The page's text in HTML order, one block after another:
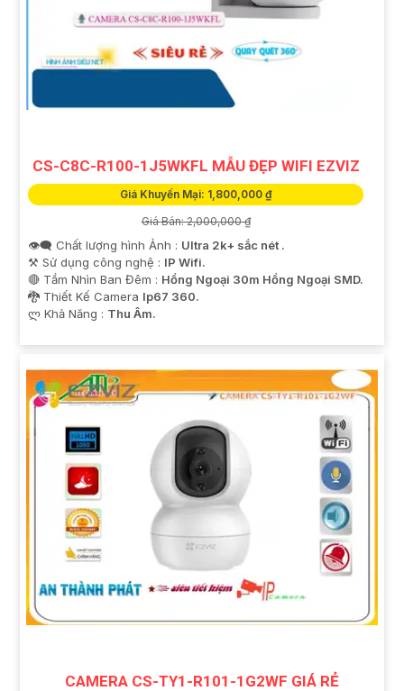
CS-C8C-R100-1J5WKFL MẪU ĐẸP WIFI EZVIZ
Giá Khuyến Mại: 1,800,000 ₫
Giá Bán: 2,000,000 ₫
👁️‍🗨 Chất lượng hình Ảnh : Ultra 2k+ sắc nét .
⚒ Sử dụng công nghệ : IP Wifi.
🔴 Tầm Nhìn Ban Đêm : Hồng Ngoại 30m Hồng Ngoại SMD.
🐉️ Thiết Kế Camera Ip67 360.
️ლ Khả Năng : Thu Âm.
CAMERA CS-TY1-R101-1G2WF GIÁ RẺ